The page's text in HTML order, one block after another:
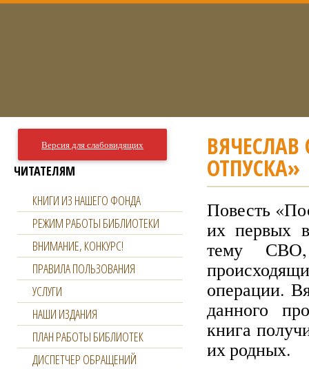
ОТПУСКА»
Повесть
их первых
тему СВО,
операции.
данного
книга
их родных.
Версия для слабовидящих
ЧИТАТЕЛЯМ
КНИГИ ИЗ НАШЕГО ФОНДА
РЕЖИМ РАБОТЫ БИБЛИОТЕКИ
ВНИМАНИЕ, КОНКУРС!
ПРАВИЛА ПОЛЬЗОВАНИЯ
УСЛУГИ
НАШИ ИЗДАНИЯ
ПЛАН РАБОТЫ БИБЛИОТЕК
ДИСПЕТЧЕР ОБРАЩЕНИЙ